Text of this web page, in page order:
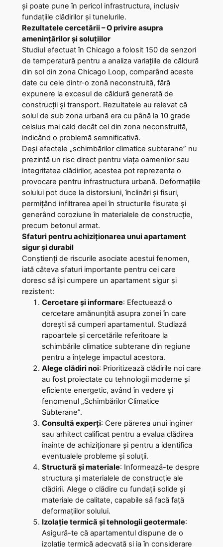
și poate pune în pericol infrastructura, inclusiv
fundațiile clădirilor și tunelurile.
Rezultatele cercetării – O privire asupra
amenințărilor și soluțiilor
Studiul efectuat în Chicago a folosit 150 de senzori
de temperatură pentru a analiza variațiile de căldură
din sol din zona Chicago Loop, comparând aceste
date cu cele dintr-o zonă neconstruită, fără
expunere la excesul de căldură generată de
construcții și transport. Rezultatele au relevat că
solul de sub zona urbană era cu până la 10 grade
celsius mai cald decât cel din zona neconstruită,
indicând o problemă semnificativă.
Deși efectele „schimbărilor climatice subterane” nu
prezintă un risc direct pentru viața oamenilor sau
integritatea clădirilor, acestea pot reprezenta o
provocare pentru infrastructura urbană. Deformațiile
solului pot duce la distorsiuni, înclinări și fisuri,
permițând infiltrarea apei în structurile fisurate și
generând coroziune în materialele de construcție,
precum betonul armat.
Sfaturi pentru achiziționarea unui apartament
sigur și durabil
Conștienți de riscurile asociate acestui fenomen,
iată câteva sfaturi importante pentru cei care
doresc să își cumpere un apartament sigur și
rezistent:
Cercetare și informare: Efectuează o
cercetare amănunțită asupra zonei în care
dorești să cumperi apartamentul. Studiază
rapoartele și cercetările referitoare la
schimbările climatice subterane din regiune
pentru a înțelege impactul acestora.
Alege clădiri noi: Prioritizează clădirile noi care
au fost proiectate cu tehnologii moderne și
eficiente energetic, având în vedere și
fenomenul „Schimbărilor Climatice
Subterane”.
Consultă experți: Cere părerea unui inginer
sau arhitect calificat pentru a evalua clădirea
înainte de achiziționare și pentru a identifica
eventualele probleme și soluții.
Structură și materiale: Informează-te despre
structura și materialele de construcție ale
clădirii. Alege o clădire cu fundații solide și
materiale de calitate, capabile să facă față
deformațiilor solului.
Izolație termică și tehnologii geotermale:
Asigură-te că apartamentul dispune de o
izolație termică adecvată și ia în considerare